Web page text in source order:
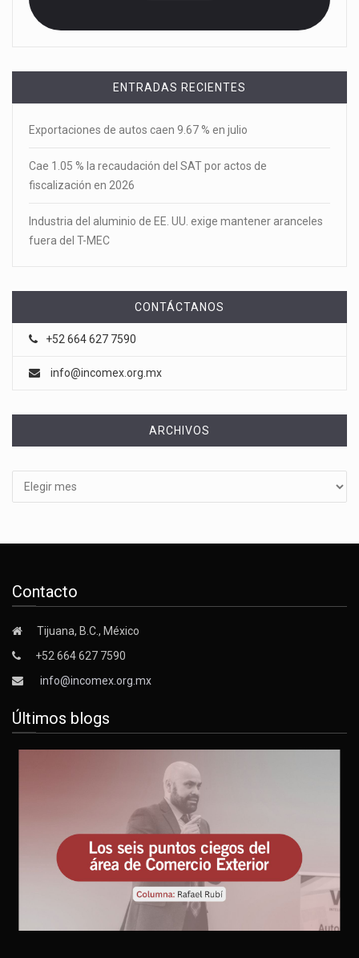
ENTRADAS RECIENTES
Exportaciones de autos caen 9.67 % en julio
Cae 1.05 % la recaudación del SAT por actos de
fiscalización en 2026
Industria del aluminio de EE. UU. exige mantener aranceles
fuera del T-MEC
CONTÁCTANOS
+52 664 627 7590
info@incomex.org.mx
ARCHIVOS
Contacto
Tijuana, B.C., México
+52 664 627 7590
info@incomex.org.mx
Últimos blogs